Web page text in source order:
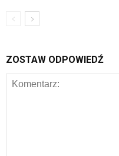
ZOSTAW ODPOWIEDŹ